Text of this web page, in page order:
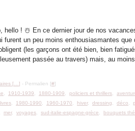
hello ! ☃️ En ce dernier jour de nos
furent un peu moins enthousiasmantes que
(les garçons ont été bien, bien
passée au travers) mais, au
[ …] - Permalien [#]
1910-1939 1880-1909 policiers et thrillers ,
1980-1990 1960-1970 hiver,dressing ,déco
mer,voyages ,sud-italie-espagne-grèce bouquets